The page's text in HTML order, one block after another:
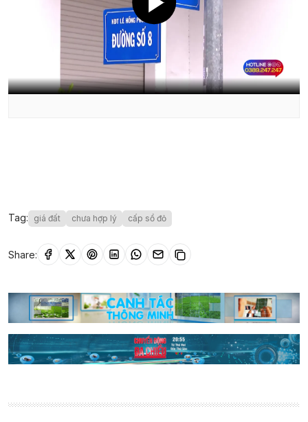
Tag: giá đất chưa hợp lý cấp sổ đỏ
Share: